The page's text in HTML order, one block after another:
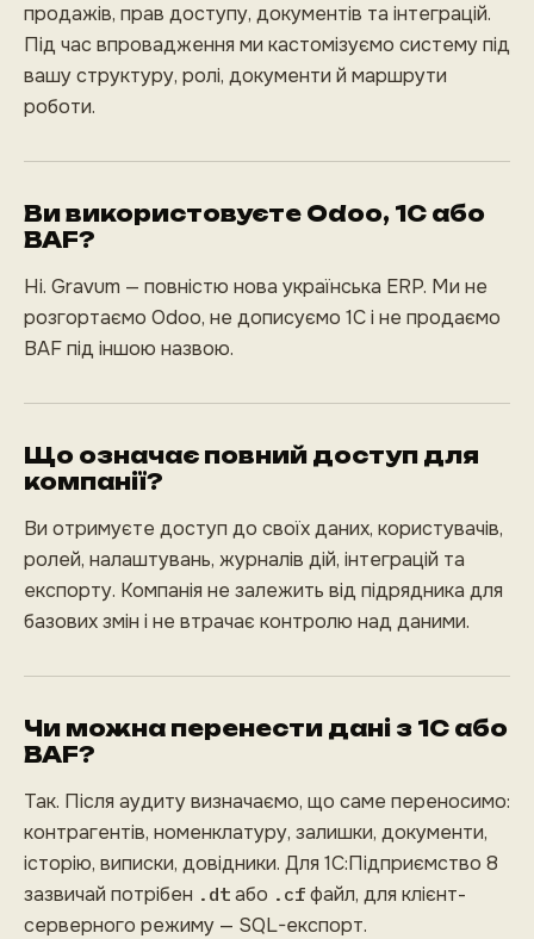
продажів, прав доступу, документів та інтеграцій.
Під час впровадження ми кастомізуємо систему під
вашу структуру, ролі, документи й маршрути
роботи.
Ви використовуєте Odoo, 1С або
BAF?
Ні. Gravum — повністю нова українська ERP. Ми не
розгортаємо Odoo, не дописуємо 1С і не продаємо
BAF під іншою назвою.
Що означає повний доступ для
компанії?
Ви отримуєте доступ до своїх даних, користувачів,
ролей, налаштувань, журналів дій, інтеграцій та
експорту. Компанія не залежить від підрядника для
базових змін і не втрачає контролю над даними.
Чи можна перенести дані з 1С або
BAF?
Так. Після аудиту визначаємо, що саме переносимо:
контрагентів, номенклатуру, залишки, документи,
історію, виписки, довідники. Для 1С:Підприємство 8
зазвичай потрібен .dt або .cf файл, для клієнт-
серверного режиму — SQL-експорт.